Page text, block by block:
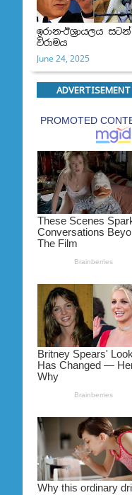
ඉරාන-ඊශ්‍රායලය සටන්
විරාමය
June 24, 2025
ADVERTISEMENT